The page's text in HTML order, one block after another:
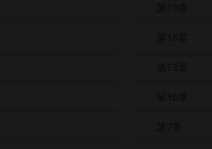
第19章
第16章
第13章
第10章
第7章